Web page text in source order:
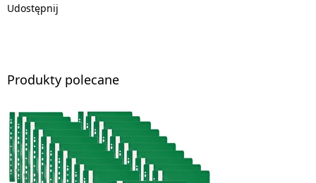
Udostępnij
Produkty polecane